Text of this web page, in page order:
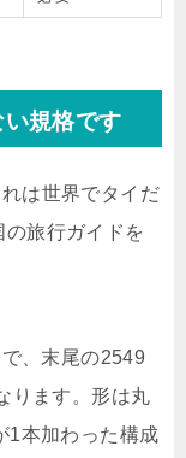
規格です
は世界でタイだ
旅行ガイドを
、末尾の2549
ります。形は丸
1本加わった構成